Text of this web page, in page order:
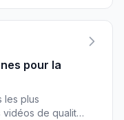
pour la
les plus
de qualité